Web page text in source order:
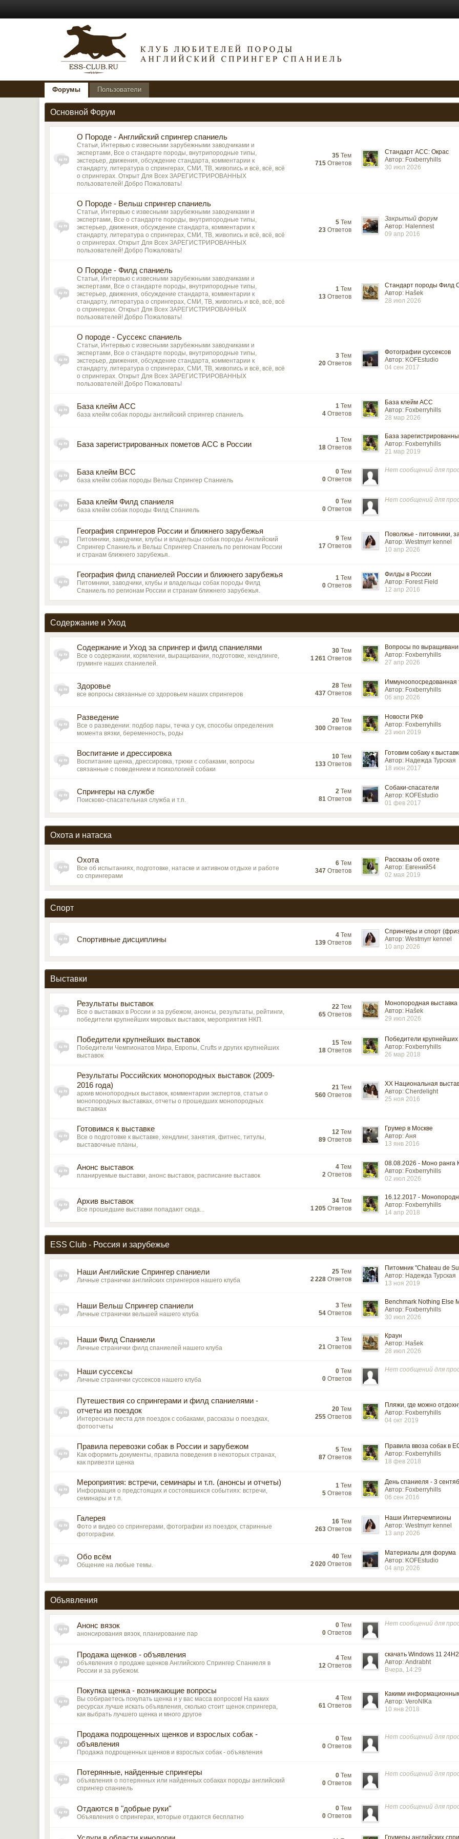
Форумы Пользователи
Основной Форум
О Породе - Английский спрингер спаниель
Статьи, Интервью с извесными зарубежными заводчиками и
экспертами, Все о стандарте породы, внутрипородные типы,
экстерьер, движения, обсуждение стандарта, комментарии к
стандарту, литература о спрингерах, СМИ, ТВ, живопись и всё, всё, всё
о спрингерах. Открыт Для Всех ЗАРЕГИСТРИРОВАННЫХ
пользователей! Добро Пожаловать!
35 Тем
715 Ответов
Стандарт АСС: Окрас
Автор: Foxberryhills
30 июл 2026
О Породе - Вельш спрингер спаниель
Статьи, Интервью с извесными зарубежными заводчиками и
экспертами, Все о стандарте породы, внутрипородные типы,
экстерьер, движения, обсуждение стандарта, комментарии к
стандарту, литература о спрингерах, СМИ, ТВ, живопись и всё, всё, всё
о спрингерах. Открыт Для Всех ЗАРЕГИСТРИРОВАННЫХ
пользователей! Добро Пожаловать!
5 Тем
23 Ответов
Закрытый форум
Автор: Halennest
09 апр 2016
О Породе - Филд спаниель
Статьи, Интервью с извесными зарубежными заводчиками и
экспертами, Все о стандарте породы, внутрипородные типы,
экстерьер, движения, обсуждение стандарта, комментарии к
стандарту, литература о спрингерах, СМИ, ТВ, живопись и всё, всё, всё
о спрингерах. Открыт Для Всех ЗАРЕГИСТРИРОВАННЫХ
пользователей! Добро Пожаловать!
1 Тем
13 Ответов
Стандарт породы Филд
Автор: Hašek
28 июл 2026
О породе - Суссекс спаниель
Статьи, Интервью с извесными зарубежными заводчиками и
экспертами, Все о стандарте породы, внутрипородные типы,
экстерьер, движения, обсуждение стандарта, комментарии к
стандарту, литература о спрингерах, СМИ, ТВ, живопись и всё, всё, всё
о спрингерах. Открыт Для Всех ЗАРЕГИСТРИРОВАННЫХ
пользователей! Добро Пожаловать!
3 Тем
20 Ответов
Фотографии суссексов
Автор: KOFEstudio
04 сен 2017
База клейм АСС
база клейм собак породы английский спрингер спаниель
1 Тем
4 Ответов
База клейм АСС
Автор: Foxberryhills
28 мар 2026
База зарегистрированных пометов АСС в России 1 Тем
18 Ответов
База
Автор: Foxberryhills
21 мар 2019
База клейм ВСС
база клейм собак породы Вельш Спрингер Спаниель
0 Тем
0 Ответов
Нет сообщений для
База клейм Филд спаниеля
база клейм собак породы Филд Спаниель
0 Тем
0 Ответов
Нет сообщений для
География спрингеров России и ближнего зарубежья
Питомники, заводчики, клубы и владельцы собак породы Английский
Спрингер Спаниель и Вельш Спрингер Спаниель по регионам России
и странам ближнего зарубежья.
9 Тем
17 Ответов
Поволжье - питомники,
Автор: Westmyrr kennel
10 апр 2026
География филд спаниелей России и ближнего зарубежья
Питомники, заводчики, клубы и владельцы собак породы Филд
Спаниель по регионам России и странам ближнего зарубежья.
1 Тем
0 Ответов
Филды в России
Автор: Forest Field
12 апр 2016
Содержание и Уход
Содержание и Уход за спрингер и филд спаниелями
Все о содержании, кормлении, выращивании, подготовке, хендлинге,
груминге наших спаниелей.
30 Тем
1 261 Ответов
Вопросы по
Автор: Foxberryhills
27 апр 2026
Здоровье
все вопросы связанные со здоровьем наших спрингеров
28 Тем
437 Ответов
Иммуноопосредованная
Автор: Foxberryhills
06 апр 2026
Разведение
Все о разведении: подбор пары, течка у сук, способы определения
момента вязки, беременность, роды
20 Тем
300 Ответов
Новости РКФ
Автор: Foxberryhills
23 июл 2019
Воспитание и дрессировка
Воспитание щенка, дрессировка, трюки с собаками, вопросы
связанные с поведением и психологией собаки
10 Тем
133 Ответов
Готовим собаку к
Автор: Надежда Турская
18 июн 2017
Спрингеры на службе
Поисково-спасательная служба и т.п.
2 Тем
81 Ответов
Собаки-спасатели
Автор: KOFEstudio
01 фев 2017
Охота и натаска
Охота
Все об испытаниях, подготовке, натаске и активном отдыхе и работе
со спрингерами
6 Тем
347 Ответов
Рассказы об охоте
Автор: Евгений54
02 мая 2019
Спорт
Спортивные дисциплины 4 Тем
139 Ответов
Спрингеры и спорт
Автор: Westmyrr kennel
10 апр 2026
Выставки
Результаты выставок
Все о выставках в России и за рубежом, анонсы, результаты, рейтинги,
победители крупнейших мировых выставок, мероприятия НКП.
22 Тем
65 Ответов
Монопородная выставка
Автор: Hašek
29 июл 2026
Победители крупнейших выставок
Победители Чемпионатов Мира, Европы, Crufts и других крупнейших
выставок
15 Тем
18 Ответов
Победители крупнейших
Автор: Foxberryhills
26 мар 2018
Результаты Российских монопородных выставок (2009-
2016 года)
архив монопородных выставок, комментарии экспертов, статьи о
монопородных выставках, отчеты о прошедших монопородных
выставках
21 Тем
560 Ответов
XX Национальная
Автор: Cherdelight
25 ноя 2016
Готовимся к выставке
Все о подготовке к выставке, хендлинг, занятия, фитнес, титулы,
выставочные планы,
12 Тем
89 Ответов
Грумер в Москве
Автор: Аня
13 янв 2016
Анонс выставок
планируемые выставки, анонс выставок, расписание выставок
4 Тем
2 Ответов
08.08.2026 - Моно ранга
Автор: Foxberryhills
02 июл 2026
Архив выставок
Все прошедшие выставки попадают сюда...
34 Тем
1 205 Ответов
16.12.2017 -
Автор: Foxberryhills
14 апр 2018
ESS Club - Россия и зарубежье
Наши Английские Спрингер спаниели
Личные странички английских спрингеров нашего клуба
25 Тем
2 228 Ответов
Питомник "Chateau de
Автор: Надежда Турская
13 ноя 2019
Наши Вельш Спрингер спаниели
Личные странички вельшей нашего клуба
3 Тем
54 Ответов
Benchmark Nothing Else
Автор: Foxberryhills
30 июл 2026
Наши Филд Спаниели
Личные странички филд спаниелей нашего клуба
3 Тем
21 Ответов
Краун
Автор: Hašek
28 июл 2026
Наши суссексы
Личные странички суссексов нашего клуба
0 Тем
0 Ответов
Нет сообщений для
Путешествия со спрингерами и филд спаниелями -
отчеты из поездок
Интересные места для поездок с собаками, рассказы о поездках,
фотоотчеты
20 Тем
255 Ответов
Пляжи, где можно
Автор: Foxberryhills
04 окт 2019
Правила перевозки собак в России и зарубежом
Как оформить документы, правила поведения в некоторых странах,
как привезти щенка
5 Тем
87 Ответов
Правила ввоза собак в
Автор: Foxberryhills
18 фев 2018
Мероприятия: встречи, семинары и т.п. (анонсы и отчеты)
Информация о предстоящих и состоявшихся событиях: встречи,
семинары и т.п.
1 Тем
5 Ответов
День спаниеля - 3
Автор: Foxberryhills
06 сен 2016
Галерея
Фото и видео со спрингерами, фотографии из поездок, старинные
фотографии.
16 Тем
263 Ответов
Наши Интерчемпионы
Автор: Westmyrr kennel
13 апр 2026
Обо всём
Общение на любые темы.
40 Тем
2 020 Ответов
Материалы для форума
Автор: KOFEstudio
04 апр 2026
Объявления
Анонс вязок
анонсирования вязок, планирование пар
0 Тем
0 Ответов
Нет сообщений для
Продажа щенков - объявления
объявления о продаже щенков Английского Спрингер Спаниеля в
России и за рубежом.
4 Тем
12 Ответов
скачать Windows 11
Автор: Andrabht
Вчера, 14:29
Покупка щенка - возникающие вопросы
Вы собираетесь покупать щенка и у вас масса вопросов! На каких
ресурсах лучше искать объявления, сколько стоит щенок спрингера,
как выбрать лучшего щенка и много другое
4 Тем
61 Ответов
Какими
Автор: VeroNIKa
10 янв 2018
Продажа подрощенных щенков и взрослых собак -
объявления
Продажа подрощенных щенков и взрослых собак - объявления
0 Тем
0 Ответов
Нет сообщений для
Потерянные, найденные спрингеры
объявления о потерянных или найденных собаках породы английский
спрингер спаниель
0 Тем
0 Ответов
Нет сообщений для
Отдаются в "добрые руки"
Объявления о спрингерах, которые отдаются бесплатно
0 Тем
0 Ответов
Нет сообщений для
Грумеры английских